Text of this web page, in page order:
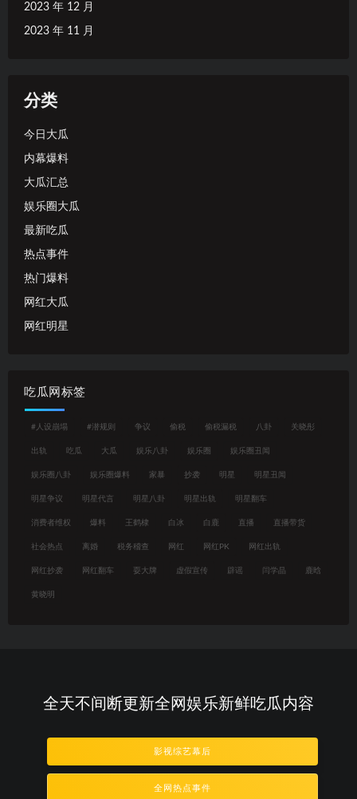
2023 年 12 月
2023 年 11 月
分类
今日大瓜
内幕爆料
大瓜汇总
娱乐圈大瓜
最新吃瓜
热点事件
热门爆料
网红大瓜
网红明星
吃瓜网标签
#人设崩塌 #潜规则 争议 偷税 偷税漏税 八卦 关晓彤
出轨 吃瓜 大瓜 娱乐八卦 娱乐圈 娱乐圈丑闻
娱乐圈八卦 娱乐圈爆料 家暴 抄袭 明星 明星丑闻
明星争议 明星代言 明星八卦 明星出轨 明星翻车
消费者维权 爆料 王鹤棣 白冰 白鹿 直播 直播带货
社会热点 离婚 税务稽查 网红 网红PK 网红出轨
网红抄袭 网红翻车 耍大牌 虚假宣传 辟谣 闫学晶 鹿晗
黄晓明
全天不间断更新全网娱乐新鲜吃瓜内容
影视综艺幕后
全网热点事件